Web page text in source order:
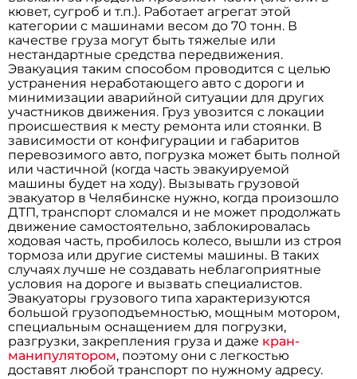
кювет, сугроб и т.п.). Работает агрегат этой
категории с машинами весом до 70 тонн. В
качестве груза могут быть тяжелые или
нестандартные средства передвижения.
Эвакуация таким способом проводится с целью
устранения неработающего авто с дороги и
минимизации аварийной ситуации для других
участников движения. Груз увозится с локации
происшествия к месту ремонта или стоянки. В
зависимости от конфигурации и габаритов
перевозимого авто, погрузка может быть полной
или частичной (когда часть эвакуируемой
машины будет на ходу). Вызывать грузовой
эвакуатор в Челябинске нужно, когда произошло
ДТП, транспорт сломался и не может продолжать
движение самостоятельно, заблокировалась
ходовая часть, пробилось колесо, вышли из строя
тормоза или другие системы машины. В таких
случаях лучше не создавать неблагоприятные
условия на дороге и вызвать специалистов.
Эвакуаторы грузового типа характеризуются
большой грузоподъемностью, мощным мотором,
специальным оснащением для погрузки,
разгрузки, закрепления груза и даже кран-
манипулятором, поэтому они с легкостью
доставят любой транспорт по нужному адресу.